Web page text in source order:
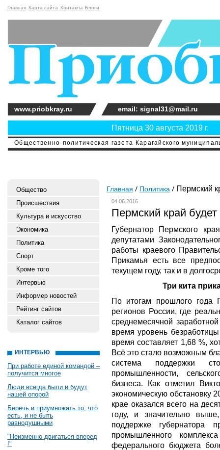
Главная Карта сайта Контакты Блоги
Общественно-политическая газета Карагайского
Пятница 30 августа 2019 г.
www.priobkray.ru email: signal31@mail.ru
Общество
Происшествия
Культура и искусство
Экономика
Политика
Спорт
Кроме того
Интервью
Информер новостей
Рейтинг сайтов
Каталог сайтов
ИНТЕРВЬЮ
При работе единой командой –
получится многое
Люди всегда были и будут
нашей опорой
Беречь и приумножать то, что
есть, и не быть
равнодушными
"Неизменно двигаться вперед
!"
Главная Политика Пермский
04.06.2016
Пермский край будет
Губернатор Пермского
депутатами
работы краевого
Прикамья есть все
текущем году, так и в
Три кита
По итогам прошлого года
регионов России, где
среднемесячной
время уровень
время составляет 1,68 %,
Всё это стало возможным
система поддержки
промышленности,
бизнеса. Как отметил
экономическую обстановку
крае оказался всего на
году, и значительно
поддержке губернатора
промышленного
федерального бюджета